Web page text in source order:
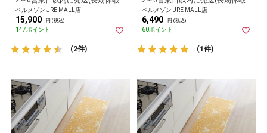
ベルメゾン JRE MALL店
15,900 円 (税込)
147ポイント
(2件)
ベルメゾン JRE MALL店
6,490 円 (税込)
60ポイント
(1件)